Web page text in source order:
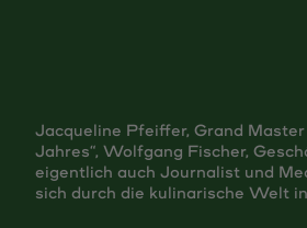
Jacqueline Pfeiffer, Grand
Jahres“, Wolfgang Fischer,
eigentlich auch Journalist und
sich durch die kulinarische Welt